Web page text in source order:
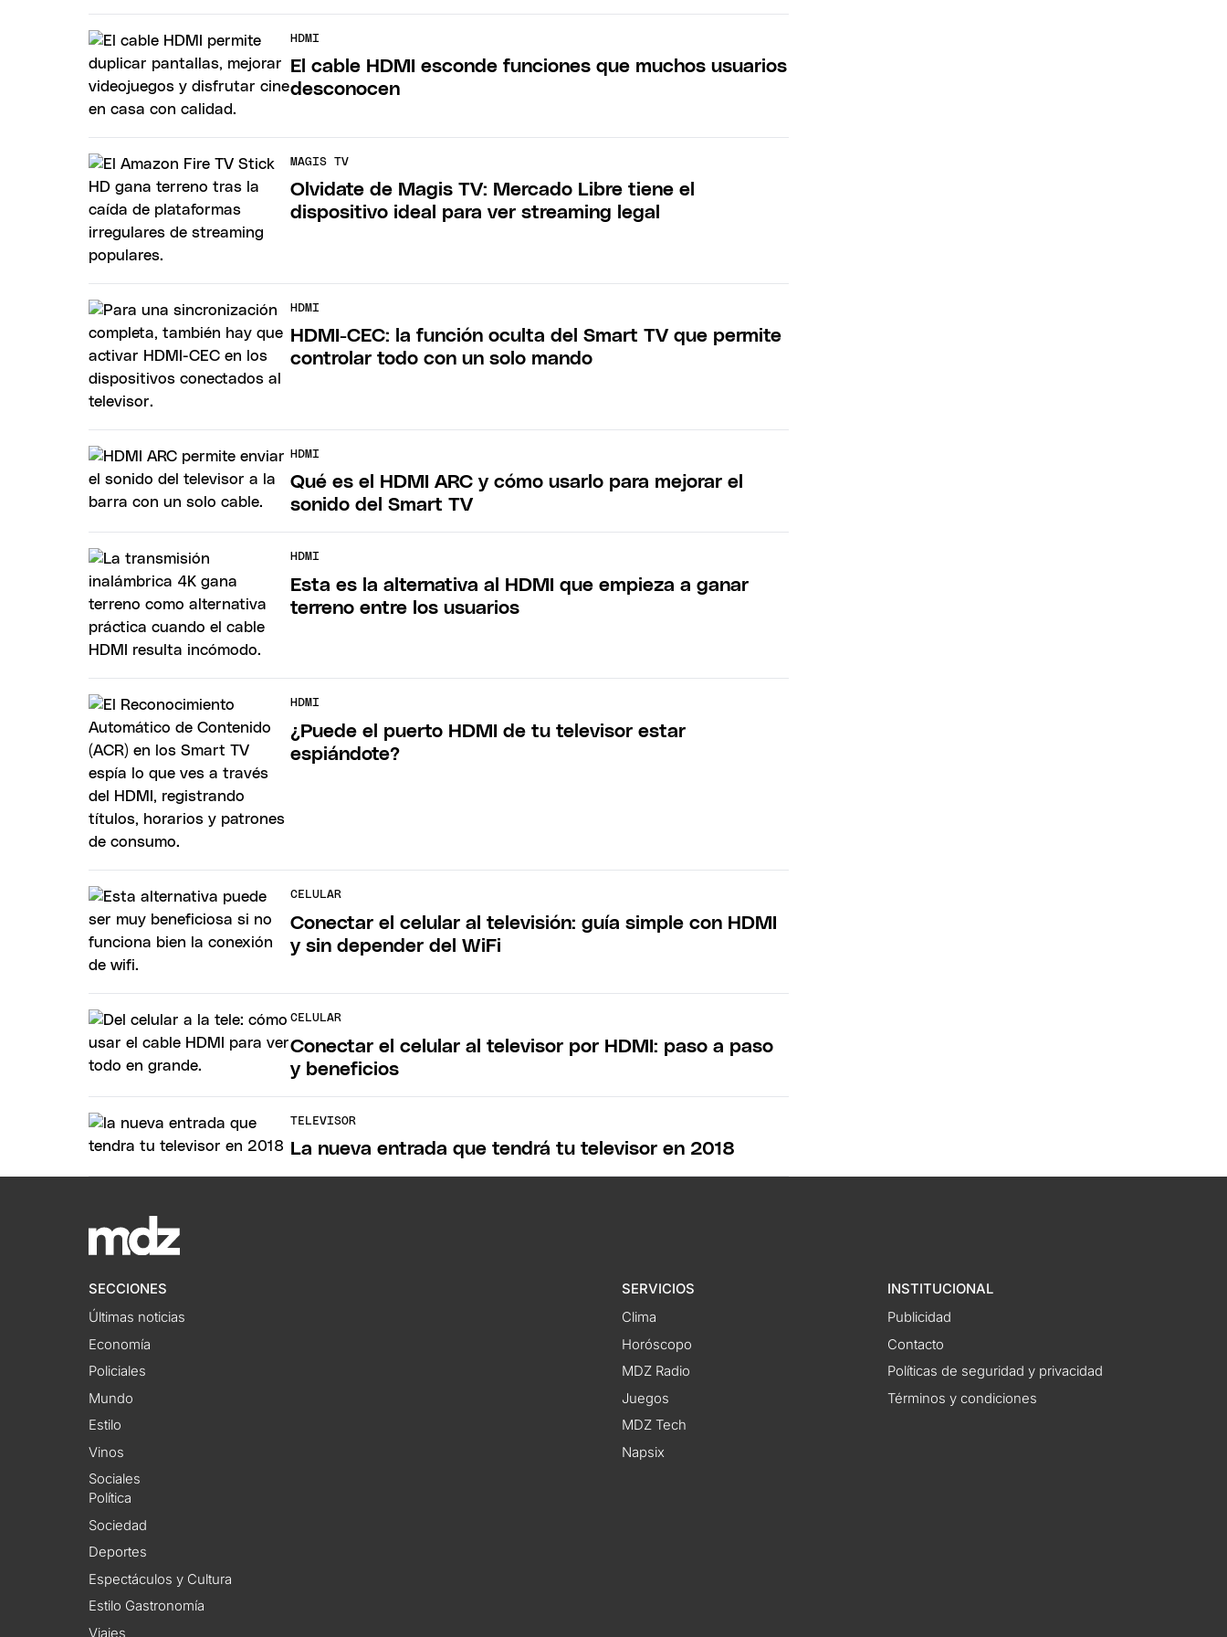
HDMI
El cable HDMI esconde funciones que muchos usuarios
desconocen
MAGIS TV
Olvidate de Magis TV: Mercado Libre tiene el
dispositivo ideal para ver streaming legal
HDMI
HDMI-CEC: la función oculta del Smart TV que permite
controlar todo con un solo mando
HDMI
Qué es el HDMI ARC y cómo usarlo para mejorar el
sonido del Smart TV
HDMI
Esta es la alternativa al HDMI que empieza a ganar
terreno entre los usuarios
HDMI
¿Puede el puerto HDMI de tu televisor estar
espiándote?
CELULAR
Conectar el celular al televisión: guía simple con HDMI
y sin depender del WiFi
CELULAR
Conectar el celular al televisor por HDMI: paso a paso
y beneficios
TELEVISOR
La nueva entrada que tendrá tu televisor en 2018
SECCIONES
Últimas noticias
Economía
Policiales
Mundo
Estilo
Vinos
Sociales
Política
Sociedad
Deportes
Espectáculos y Cultura
Estilo Gastronomía
Viajes
SERVICIOS
Clima
Horóscopo
MDZ Radio
Juegos
MDZ Tech
Napsix
INSTITUCIONAL
Publicidad
Contacto
Políticas de seguridad y privacidad
Términos y condiciones